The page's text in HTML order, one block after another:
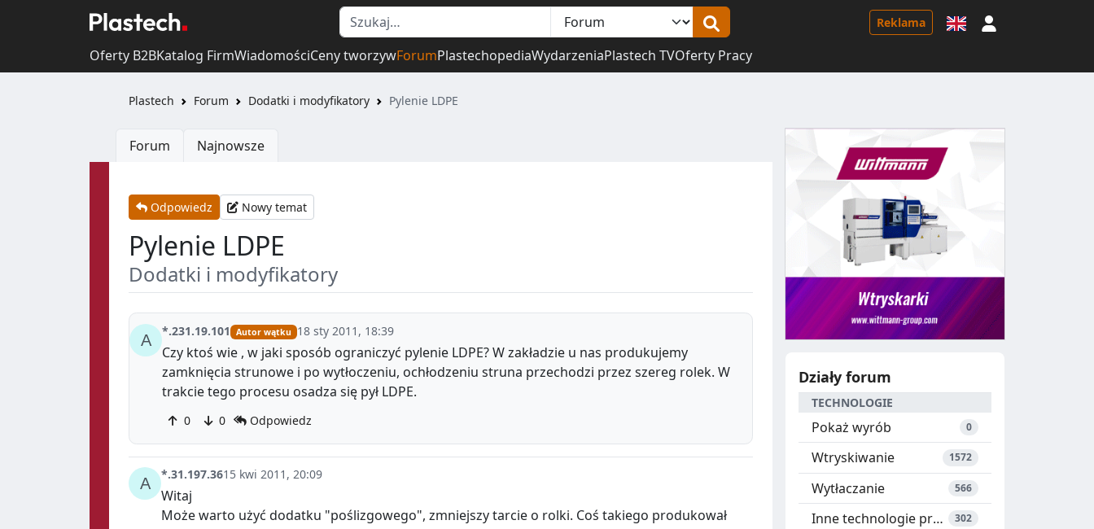
Reklama
Oferty B2BKatalog FirmWiadomościCeny tworzywForumPlastechopediaWydarzeniaPlastech TVOferty Pracy
Plastech Forum Dodatki i modyfikatory Pylenie LDPE
Forum Najnowsze
Odpowiedz Nowy temat
Pylenie LDPE
Dodatki i modyfikatory
*.231.19.101 Autor wątku 18 sty 2011, 18:39
Czy ktoś wie , w jaki sposób ograniczyć pylenie LDPE? W zakładzie u nas produkujemy
zamknięcia strunowe i po wytłoczeniu, ochłodzeniu struna przechodzi przez szereg rolek. W
trakcie tego procesu osadza się pył LDPE.
0 0 Odpowiedz
*.31.197.3615 kwi 2011, 20:09
Witaj
Może warto użyć dodatku "poślizgowego", zmniejszy tarcie o rolki. Coś takiego produkował
Działy forum
TECHNOLOGIE
Pokaż wyrób 0
Wtryskiwanie 1572
Wytłaczanie 566
Inne technologie przetwórstwa 302